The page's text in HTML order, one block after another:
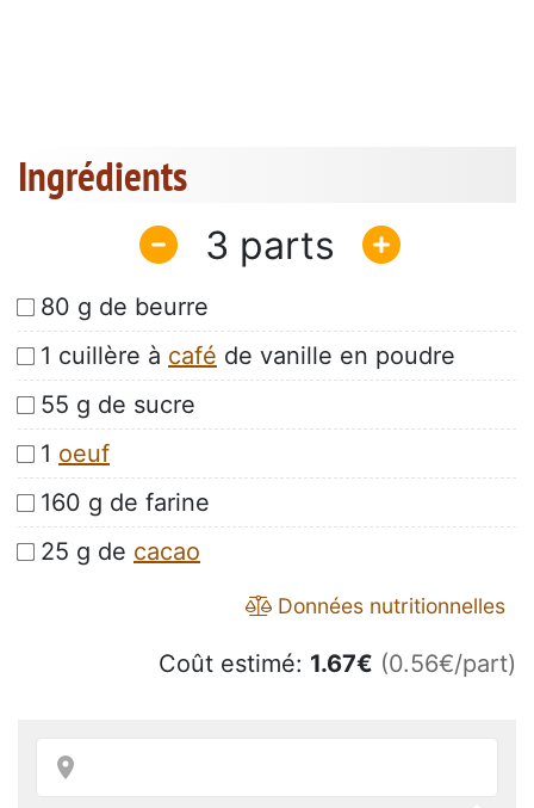
Ingrédients
3
80 g de beurre
1 cuillère à café de vanille en poudre
55 g de sucre
1 oeuf
160 g de farine
25 g de cacao
Données nutritionnelles
Coût estimé: 1.67€ (0.56€/part)